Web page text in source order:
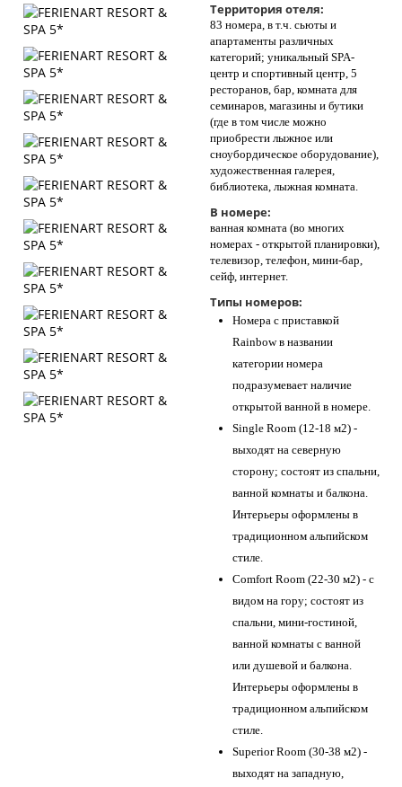
Территория отеля:
83 номера, в т.ч. сьюты и
апартаменты различных
категорий; уникальный SPA-
центр и спортивный центр, 5
ресторанов, бар, комната для
семинаров, магазины и бутики
(где в том числе можно
приобрести лыжное или
сноубордическое оборудование),
художественная галерея,
библиотека, лыжная комната.
В номере:
ванная комната (во многих
номерах - открытой планировки),
телевизор, телефон, мини-бар,
сейф, интернет.
Типы номеров:
Номера с приставкой
Rainbow в названии
категории номера
подразумевает наличие
открытой ванной в номере.
Single Room (12-18 м2) -
выходят на северную
сторону; состоят из спальни,
ванной комнаты и балкона.
Интерьеры оформлены в
традиционном альпийском
стиле.
Comfort Room (22-30 м2) - с
видом на гору; состоят из
спальни, мини-гостиной,
ванной комнаты с ванной
или душевой и балкона.
Интерьеры оформлены в
традиционном альпийском
стиле.
Superior Room (30-38 м2) -
выходят на западную,